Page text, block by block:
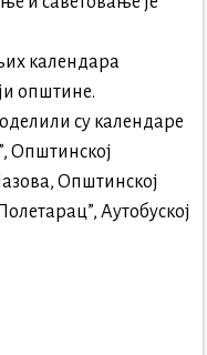
календара
општине.
су календаре
Општинској
Општинској
Аутобуској